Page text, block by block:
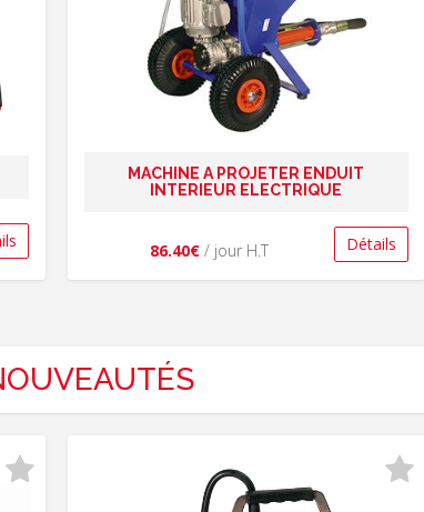
MACHINE A PROJETER ENDUIT
INTERIEUR ELECTRIQUE
86.40€/ jour H.T Détails